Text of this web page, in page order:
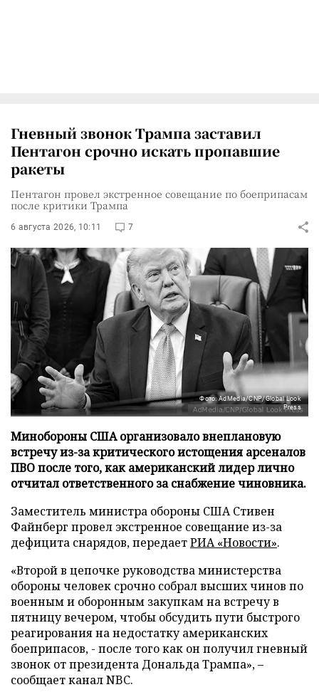
Гневный звонок Трампа заставил
Пентагон срочно искать пропавшие
ракеты
Пентагон провел экстренное совещание по боеприпасам
после критики Трампа
6 августа 2026, 10:11 7
Фото: AdMedia/CNP/Global Look
Press
Минобороны США организовало внеплановую
встречу из-за критического истощения арсеналов
ПВО после того, как американский лидер лично
отчитал ответственного за снабжение чиновника.
Заместитель министра обороны США Стивен
Файнберг провел экстренное совещание из-за
дефицита снарядов, передаетРИА «Новости».
«Второй в цепочке руководства министерства
обороны человек срочно собрал высших чинов по
военным и оборонным закупкам на встречу в
пятницу вечером, чтобы обсудить пути быстрого
реагирования на недостатку американских
боеприпасов, - после того как он получил гневный
звонок от президента Дональда Трампа», –
сообщает канал NBC.